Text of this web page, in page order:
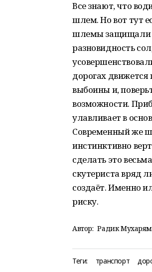
Все знают, что
шлем. Но вот тут
шлемы защищали
разновидность
дорогах
выбоины и,
возможности.
улавливает в
Современный же
инстинктивно
сделать это
скутериста вряд
создаёт. Именно
риску.
Автор: Радик
Теги: транспорт